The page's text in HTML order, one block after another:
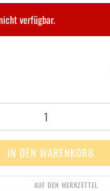
verfügbar.
AUF DEN MERKZETTEL